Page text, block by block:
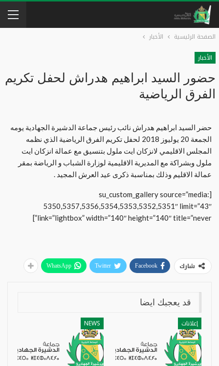
الصفحة الرئيسية
الأخبار
الأخبار
حضور السيد ابراهيم هدراش لحفل تكريم
الفرق الرياضية
حضر السيد ابراهيم هدراش نائب رئيس جماعة الدشيرة الجهادية يومه
الجمعة 20 يوليوز 2018 لحفل تكريم الفرق الرياضية الذي نظمه
المجلس الاقليمي لانزكان ايت ملول بتنسيق مع عمالة انزكان ايت
ملول وبشراكة مع المديرية الاقليمية لوزارة الشباب و الرياضة بمقر
عمالة الاقليم وذلك بمناسبة ذكرى عيد العرش المجيد .
[su_custom_gallery source=”media:
5350,5357,5356,5354,5353,5352,5351″ limit=”43″
link=”lightbox” width=”140″ height=”140″ title=”never”]
شارك Facebook
Twitter
WhatsApp
قد يعجبك ايضا
إعلانات NEWS